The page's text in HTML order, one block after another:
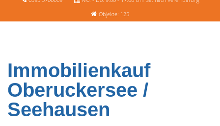
Objekte: 125
Immobilienkauf
Oberuckersee /
Seehausen